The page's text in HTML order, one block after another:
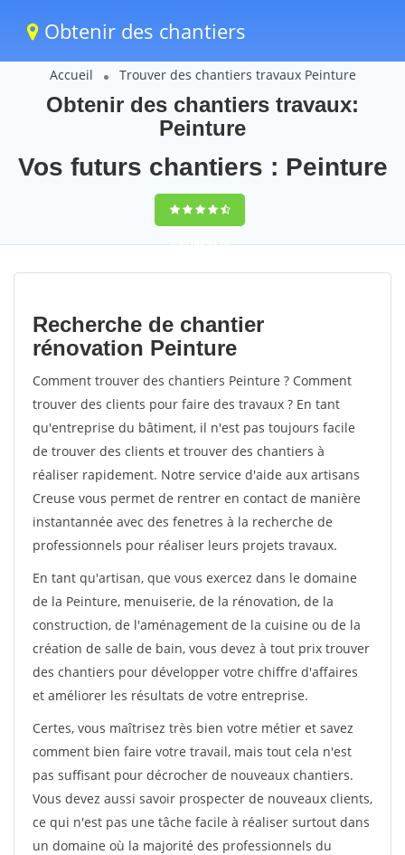
Obtenir des chantiers
Accueil Trouver des chantiers travaux Peinture
Obtenir des chantiers travaux:
Peinture
Vos futurs chantiers : Peinture
9,5(100%)76
votes
Recherche de chantier
rénovation Peinture
Comment trouver des chantiers Peinture ? Comment
trouver des clients pour faire des travaux ? En tant
qu'entreprise du bâtiment, il n'est pas toujours facile
de trouver des clients et trouver des chantiers à
réaliser rapidement. Notre service d'aide aux artisans
Creuse vous permet de rentrer en contact de manière
instantannée avec des fenetres à la recherche de
professionnels pour réaliser leurs projets travaux.
En tant qu'artisan, que vous exercez dans le domaine
de la Peinture, menuiserie, de la rénovation, de la
construction, de l'aménagement de la cuisine ou de la
création de salle de bain, vous devez à tout prix trouver
des chantiers pour développer votre chiffre d'affaires
et améliorer les résultats de votre entreprise.
Certes, vous maîtrisez très bien votre métier et savez
comment bien faire votre travail, mais tout cela n'est
pas suffisant pour décrocher de nouveaux chantiers.
Vous devez aussi savoir prospecter de nouveaux clients,
ce qui n'est pas une tâche facile à réaliser surtout dans
un domaine où la majorité des professionnels du